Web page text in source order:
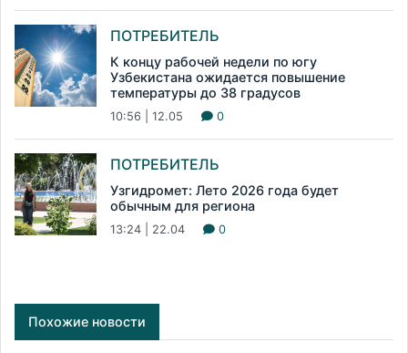
ПОТРЕБИТЕЛЬ
К концу рабочей недели по югу
Узбекистана ожидается повышение
температуры до 38 градусов
10:56 | 12.05 0
ПОТРЕБИТЕЛЬ
Узгидромет: Лето 2026 года будет
обычным для региона
13:24 | 22.04 0
Похожие новости